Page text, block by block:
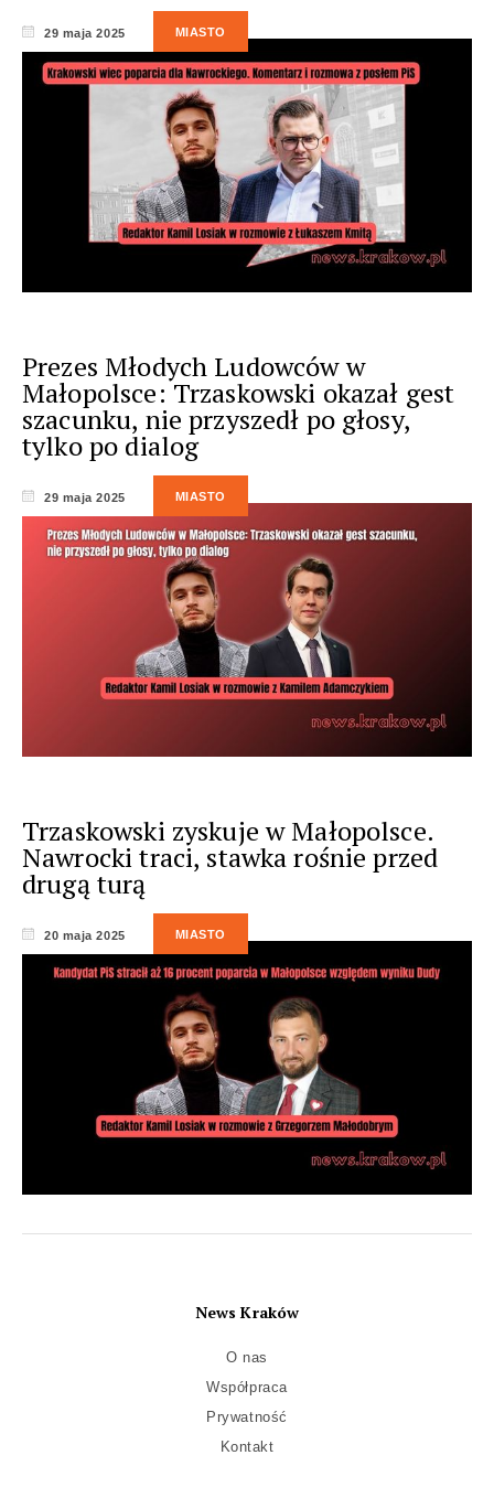
29 maja 2025 MIASTO
Prezes Młodych Ludowców w
Małopolsce: Trzaskowski okazał gest
szacunku, nie przyszedł po głosy,
tylko po dialog
29 maja 2025 MIASTO
Trzaskowski zyskuje w Małopolsce.
Nawrocki traci, stawka rośnie przed
drugą turą
20 maja 2025 MIASTO
News Kraków
O nas
Współpraca
Prywatność
Kontakt